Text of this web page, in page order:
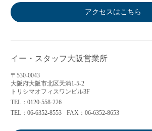
アクセスはこちら
イー・スタッフ大阪営業所
〒530-0043
大阪府大阪市北区天満1-5-2
トリシマオフィスワンビル3F
TEL：0120-558-226
TEL：06-6352-8553
FAX：06-6352-8653